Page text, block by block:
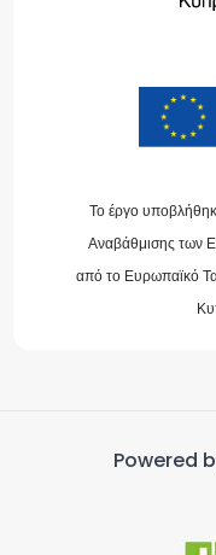
Το έργο
Αναβάθμισης των
από το Ευρωπαϊκό
Powered